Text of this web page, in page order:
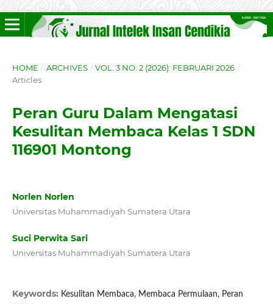
HOME / ARCHIVES / VOL. 3 NO. 2 (2026): FEBRUARI 2026 /
Articles
Peran Guru Dalam Mengatasi
Kesulitan Membaca Kelas 1 SDN
116901 Montong
Norlen Norlen
Universitas Muhammadiyah Sumatera Utara
Suci Perwita Sari
Universitas Muhammadiyah Sumatera Utara
Keywords: Kesulitan Membaca, Membaca Permulaan, Peran